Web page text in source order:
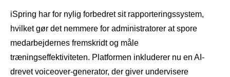
iSpring har for nylig forbedret sit rapporteringssystem,
hvilket gør det nemmere for administratorer at spore
medarbejdernes fremskridt og måle
træningseffektiviteten. Platformen inkluderer nu en AI-
drevet voiceover-generator, der giver undervisere